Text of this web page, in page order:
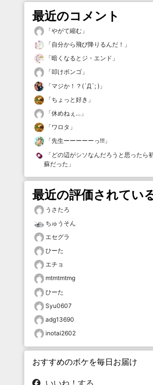
最近のコメント
「やがて縮む 」
「自分から飛び降りるんだ！ 」
「暗くなるとジ・エンド 」
「叩けボンゴ 」
「マジか！？(´Д`; ) 」
「ちょっと好き 」
「休めねぇ… 」
「ワロタ 」
「先生ーーーーーっ!!! 」
「 どの辺がシソなんだろうと思ったら
蘇だった 」
最近の評価されてい
うさたろ
ちゅうそん
エセグラ
ひーた
エチョ
mtmtmtmg
ひーた
Syu0607
adg13690
inotai2602
おすすめのボケを毎日お届け